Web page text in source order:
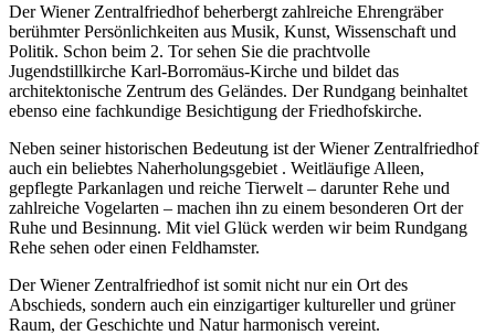
Der Wiener Zentralfriedhof beherbergt zahlreiche Ehrengräber
berühmter Persönlichkeiten aus Musik, Kunst, Wissenschaft und
Politik. Schon beim 2. Tor sehen Sie die prachtvolle
Jugendstillkirche Karl-Borromäus-Kirche und bildet das
architektonische Zentrum des Geländes. Der Rundgang beinhaltet
ebenso eine fachkundige Besichtigung der Friedhofskirche.
Neben seiner historischen Bedeutung ist der Wiener Zentralfriedhof
auch ein beliebtes Naherholungsgebiet . Weitläufige Alleen,
gepflegte Parkanlagen und reiche Tierwelt – darunter Rehe und
zahlreiche Vogelarten – machen ihn zu einem besonderen Ort der
Ruhe und Besinnung. Mit viel Glück werden wir beim Rundgang
Rehe sehen oder einen Feldhamster.
Der Wiener Zentralfriedhof ist somit nicht nur ein Ort des
Abschieds, sondern auch ein einzigartiger kultureller und grüner
Raum, der Geschichte und Natur harmonisch vereint.